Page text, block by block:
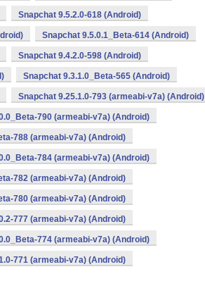
Snapchat 9.5.2.0-618 (Android)
Snapchat 9.5.0.1_Beta-614 (Android)
Snapchat 9.4.2.0-598 (Android)
Snapchat 9.3.1.0_Beta-565 (Android)
Snapchat 9.25.1.0-793 (armeabi-v7a) (Android)
790 (armeabi-v7a) (Android)
788 (armeabi-v7a) (Android)
784 (armeabi-v7a) (Android)
782 (armeabi-v7a) (Android)
780 (armeabi-v7a) (Android)
777 (armeabi-v7a) (Android)
774 (armeabi-v7a) (Android)
771 (armeabi-v7a) (Android)